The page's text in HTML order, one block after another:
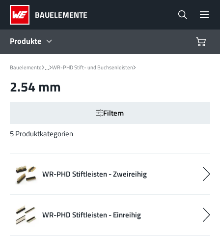
BAUELEMENTE
Produkte
Produkte
Product Navigator
Bauelemente ... WR-PHD Stift- und Buchsenleisten
2.54 mm
Filtern
5 Produktkategorien
WR-PHD Stiftleisten - Zweireihig
WR-PHD Stiftleisten - Einreihig